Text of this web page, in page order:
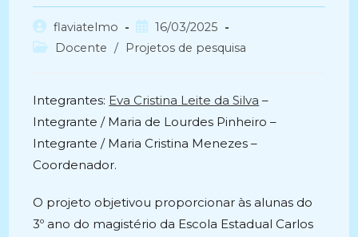
Autor
do
flaviatelmo
Post
publicado:
16/03/2025
Categoria
Docente / Projetos de pesquisa
Integrantes: Eva Cristina Leite da Silva –
Integrante / Maria de Lourdes Pinheiro –
Integrante / Maria Cristina Menezes –
Coordenador.
O projeto objetivou proporcionar às alunas do
3º ano do magistério da Escola Estadual Carlos